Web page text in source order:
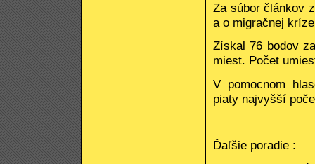
Za súbor článkov
a o migračnej kríze
Získal 76 bodov
miest. Počet
V pomocnom
piaty najvyšší
Ďaľšie poradie :